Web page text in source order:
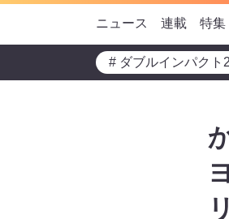
ニュース 連載 特集
# ダブルインパクト